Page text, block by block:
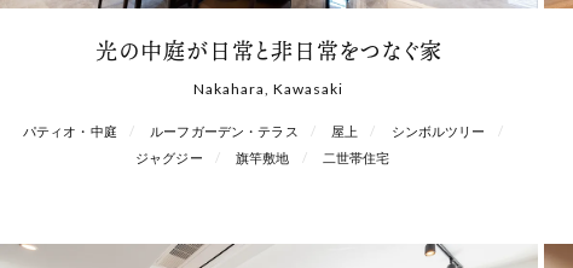
光の中庭が日常と非日常をつなぐ家
Nakahara, Kawasaki
パティオ・中庭 ルーフガーデン・テラス 屋上
シンボルツリー
ジャグジー
旗竿敷地 二世帯住宅